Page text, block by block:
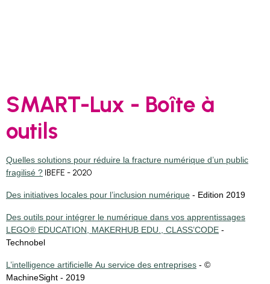
SMART-Lux - Boîte à
outils
Quelles solutions pour réduire la fracture numérique d’un public
fragilisé ? IBEFE - 2020
Des initiatives locales pour l’inclusion numérique - Edition 2019
Des outils pour intégrer le numérique dans vos apprentissages
LEGO® EDUCATION, MAKERHUB EDU., CLASS’CODE -
Technobel
L’intelligence artificielle Au service des entreprises - ©
MachineSight - 2019